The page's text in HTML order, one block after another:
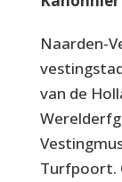
Naarden-
van de
Turfpoort.